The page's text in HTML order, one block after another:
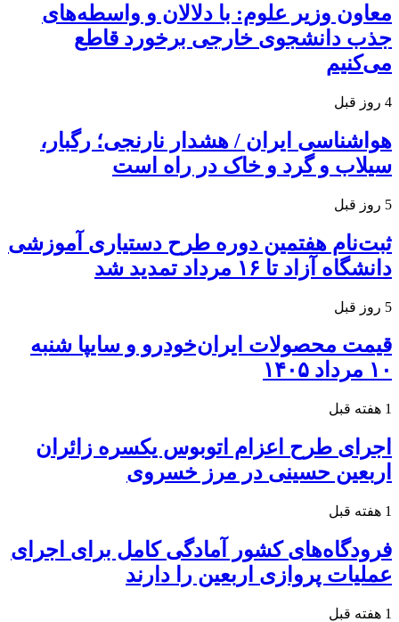
معاون وزیر علوم: با دلالان و واسطه‌های
جذب دانشجوی خارجی برخورد قاطع
می‌کنیم
4 روز قبل
هواشناسی ایران / هشدار نارنجی؛ رگبار،
سیلاب و گرد و خاک در راه است
5 روز قبل
ثبت‌نام هفتمین دوره طرح دستیاری آموزشی
دانشگاه آزاد تا ۱۶ مرداد تمدید شد
5 روز قبل
قیمت محصولات ایران‌خودرو و سایپا شنبه
۱۰ مرداد ۱۴۰۵
1 هفته قبل
اجرای طرح اعزام اتوبوس یکسره زائران
اربعین حسینی در مرز خسروی
1 هفته قبل
فرودگاه‌های کشور آمادگی کامل برای اجرای
عملیات پروازی اربعین را دارند
1 هفته قبل